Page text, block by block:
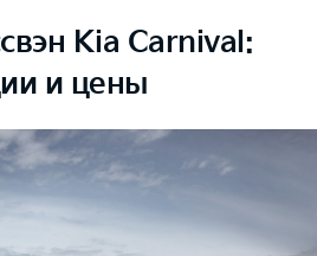
Kia Carnival:
и цены